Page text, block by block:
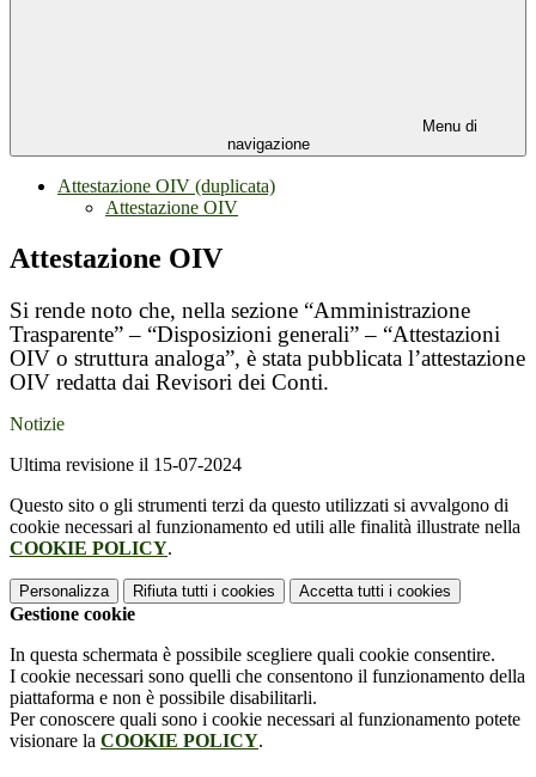
Menu di
navigazione
Attestazione OIV (duplicata)
Attestazione OIV
Attestazione OIV
Si rende noto che, nella sezione “Amministrazione
Trasparente” – “Disposizioni generali” – “Attestazioni
OIV o struttura analoga”, è stata pubblicata l’attestazione
OIV redatta dai Revisori dei Conti.
Notizie
Ultima revisione il 15-07-2024
Questo sito o gli strumenti terzi da questo utilizzati si avvalgono di
cookie necessari al funzionamento ed utili alle finalità illustrate nella
COOKIE POLICY.
Personalizza Rifiuta tutti i cookies Accetta tutti i cookies
Gestione cookie
In questa schermata è possibile scegliere quali cookie consentire.
I cookie necessari sono quelli che consentono il funzionamento della
piattaforma e non è possibile disabilitarli.
Per conoscere quali sono i cookie necessari al funzionamento potete
visionare la COOKIE POLICY.